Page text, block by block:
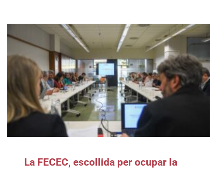
La FECEC, escollida per ocupar la